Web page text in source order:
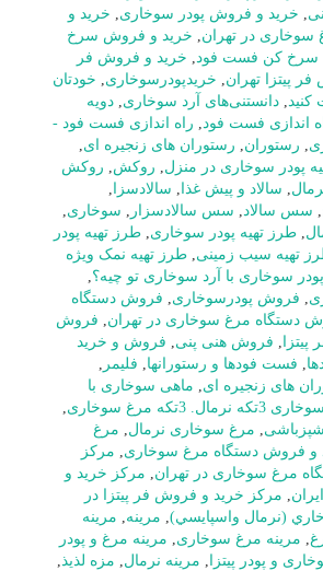
, خرید و فروش پودر سوخاری, خرید و
در تهران, خرید و فروش سرخ
سرخ کن فست فود, خرید و فروش فر
پیتزا تهران, خریدپودرسوخاری, خودتان
کنید, دانستنی‌های آرد سوخاری, دویه
اندازی فست فود, راه اندازی فست فود -
, رستوران, رستوران های زنجیره ای,
پودر سوخاری در منزل, روکش, روکش
, سالاد و پیش غذا , سالادسزا ,
, سس سالاد, سس سالادسزار , سوخاری,
, طرز تهیه پودر سوخاری, طرز تهیه پودر
تهیه سیب زمینی, طرز تهیه نمک ویژه
سوخاری با آرد سوخاری تو چیه؟,
, فروش پودرسوخاری, فروش دستگاه
دستگاه مرغ سوخاری در تهران, فروش
, فروش هنی پنی, فروش و خرید
, فست فودها و رستورانها, فلیمر ,
های زنجیره ای, ماهی سوخاری با
نرمال. 3تکه مرغ سوخاری
,
, مرغ سوخاری نرمال, مرغ
و فروش دستگاه مرغ سوخاری, مرکز
مرغ سوخاری در تهران, مرکز خرید و
, مرکز خرید و فروش فر پیتزا در
(نرمال واسپايسي), مرینه, مرینه
, مرینه مرغ سوخاری, مرینه مرغ و پودر
و پودر پیتزا , مرینه نرمال, مزه لذیذ,